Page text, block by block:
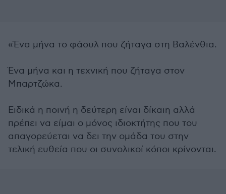
«Ένα μήνα το φάουλ που ζήταγα στη Βαλένθια.
Ένα μήνα και η τεχνική που ζήταγα στον
Μπαρτζώκα.
Ειδικά η ποινή η δεύτερη είναι δίκαιη αλλά
πρέπει να είμαι ο μόνος ιδιοκτήτης που του
απαγορεύεται να δει την ομάδα του στην
τελική ευθεία που οι συνολικοί κόποι κρίνονται.